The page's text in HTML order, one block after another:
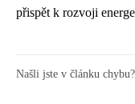
přispět k rozvoji
Našli jste v článku chybu?